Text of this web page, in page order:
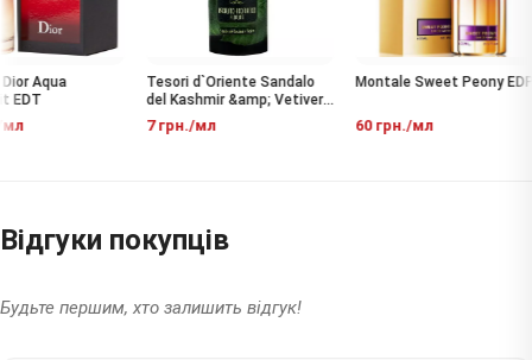
Aqua
Tesori d`Oriente Sandalo
del Kashmir &amp; Vetiver
EDT
7 грн./мл
Montale Sweet Peony EDP
60 грн./мл
Відгуки покупців
Будьте першим, хто залишить відгук!